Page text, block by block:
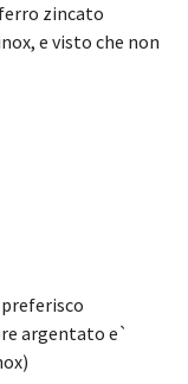
zincato
e visto che non
argentato e`